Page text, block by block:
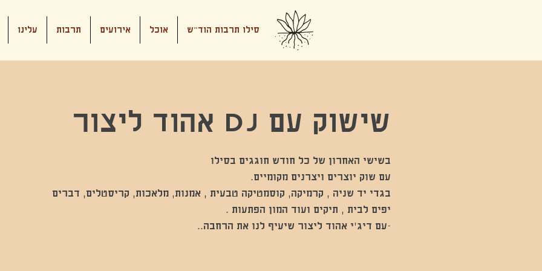
סילו תרבות הוד"ש אוכל אירועים תרבות עלינו
שישוק עם DJ אהוד ליצור
בגדי יד שניה , קרמיקה, קוסמטיקה טבעית , אמנות, מלאכות, קריסטלים, דברים
-עם דיג׳י אהוד ליצור שיעיף לנו את הרחבה..